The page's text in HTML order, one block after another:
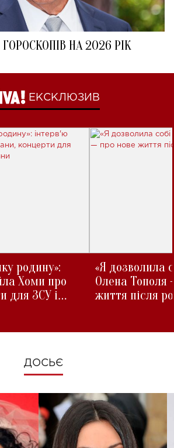
НА 2026 РІК
ЕКСКЛЮЗИВ
родину»:
Хоми про
для ЗСУ і
«Я дозволила
Олена Тополя
життя після
ДОСЬЄ